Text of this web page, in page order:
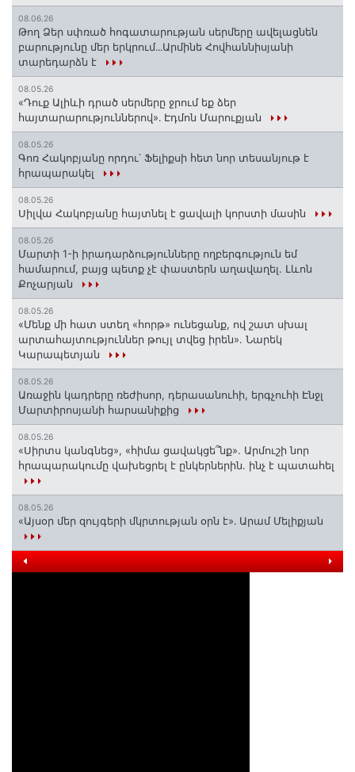
08.06.26
Թող Ձեր սփռած հոգատարության սերմերը ավելացնեն
բարությունը մեր երկրում․․․Արմինե Հովհաննիսյանի
տարեդարձն է
08.05.26
«Դուք Ալիևի դրած սերմերը ջրում եք ձեր
հայտարարություններով»․ Էդմոն Մարուքյան
08.05.26
Գոռ Հակոբյանը որդու՝ Ֆելիքսի հետ նոր տեսանյութ է
հրապարակել
08.05.26
Սիլվա Հակոբյանը հայտնել է ցավալի կորստի մասին
08.05.26
Մարտի 1-ի իրադարձությունները ողբերգություն եմ
համարում, բայց պետք չէ փաստերն աղավաղել. Լևոն
Քոչարյան
08.05.26
«Մենք մի հատ ստեղ «հորթ» ունեցանք, ով շատ սխալ
արտահայտություններ թույլ տվեց իրեն». Նարեկ
Կարապետյան
08.05.26
Առաջին կադրերը ռեժիսոր, դերասանուհի, երգչուհի Էնջլ
Մարտիրոսյանի հարսանիքից
08.05.26
«Սիրտս կանգնեց», «հիմա ցավակցե՞նք». Արմուշի նոր
հրապարակումը վախեցրել է ընկերներին. ինչ է պատահել
08.05.26
«Այսօր մեր զույգերի մկրտության օրն է»․ Արամ Մելիքյան